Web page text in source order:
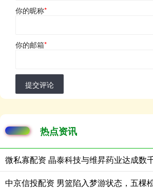
你的昵称*
你的邮箱*
提交评论
热点资讯